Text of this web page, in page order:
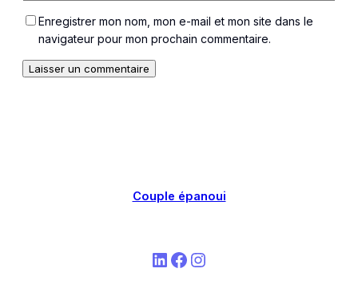
Enregistrer mon nom, mon e-mail et mon site dans le
navigateur pour mon prochain commentaire.
Couple épanoui
LinkedIn Facebook Instagram